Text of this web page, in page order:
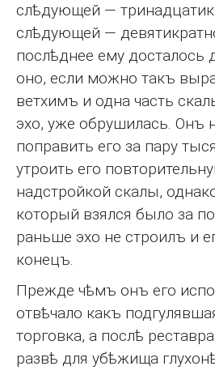
слѣдующей —
слѣдующей —
послѣднее ему досталось
оно, если можно такъ
ветхимъ и одна часть
эхо, уже обрушилась. Онъ
поправить его за пару
утроить его
надстройкой скалы,
который взялся было за
раньше эхо не строилъ и
конецъ.
Прежде чѣмъ онъ его
отвѣчало какъ
торговка, а послѣ
развѣ для убѣжища